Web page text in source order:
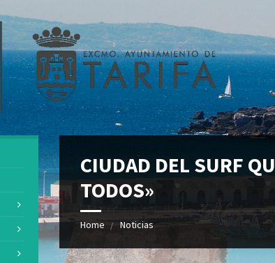
CIUDAD DEL SURF
TODOS»
Home Noticias